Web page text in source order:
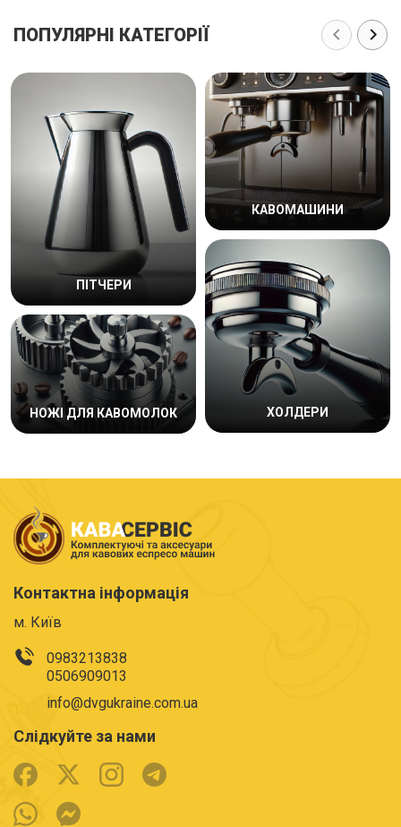
ПОПУЛЯРНІ КАТЕГОРІЇ
ПІТЧЕРИ
НОЖІ ДЛЯ КАВОМОЛОК
КАВОМАШИНИ
ХОЛДЕРИ
Контактна інформація
м. Київ
0983213838
0506909013
info@dvgukraine.com.ua
Слідкуйте за нами